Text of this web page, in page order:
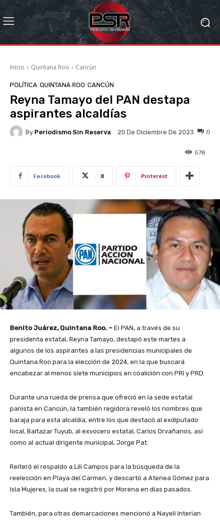
Inicio Quintana Roo Cancún
POLÍTICA QUINTANA ROO CANCÚN
Reyna Tamayo del PAN destapa
aspirantes alcaldías
By Periodismo Sin Reserva 20 De Diciembre De 2023 0
578
Facebook X Pinterest
Benito Juárez, Quintana Roo. – El PAN, a través de su
presidenta estatal, Reyna Tamayo, destapó este martes a
algunos de los aspirantes a las presidencias municipales de
Quintana Roo para la elección de 2024, en la que buscará
encabezar al menos siete municipios en coalición con PRI y PRD.
Durante una rueda de prensa que ofreció en la sede estatal
panista en Cancún, la también regidora reveló los nombres que
baraja para esta alcaldía, entre los que destacó al exdiputado
local, Baltazar Tuyub, al exvocero estatal, Carlos Orvañanos, así
como al actual dirigente municipal, Jorge Pat.
Reiteró el respaldo a Lili Campos para la búsqueda de la
reelección en Playa del Carmen, y descartó a Atenea Gómez para
Isla Mujeres, la cual se registró por Morena en días pasados.
También, para otras demarcaciones mencionó a Nayeli Interian